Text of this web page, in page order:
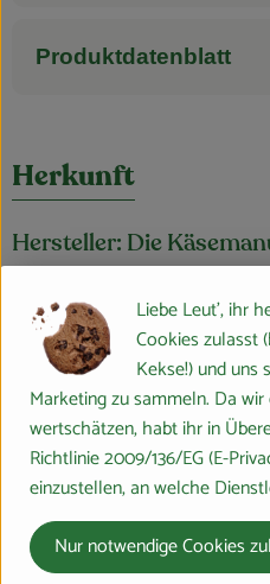
Produktdatenblatt
Herkunft
Hersteller: Die
Deutschland
Boßhammersch Hof GmbH &
Dr. Karl-Heinz Firsching
D 35274 Großseelheim
www.bosshammersch-hof.de
(Daten von Ecoinform)
Die Käsemanufaktur
Liebe Leut', ihr
Cookies zulasst
Kekse!) und
Marketing zu sammeln. Da
wertschätzen, habt ihr in
Richtlinie 2009/136/EG (E-
einzustellen, an welche
Nur notwendige Cookies